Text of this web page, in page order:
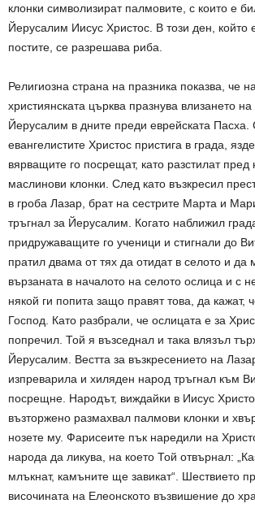
клонки символизират палмовите, с които е
Йерусалим Иисус Христос. В този ден, който
постите, се разрешава риба.
Религиозна страна на празника показва, че
християнската църква празнува влизането
Йерусалим в дните преди еврейската Пасха.
евангелистите Христос пристига в града,
вярващите го посрещат, като разстилат пред
маслинови клонки. След като възкресил
в гроба Лазар, брат на сестрите Марта и
тръгнал за Йерусалим. Когато наближил
придружаващите го ученици и стигнали до
пратил двама от тях да отидат в селото и да
вързаната в началото на селото ослица и с
някой ги попита защо правят това, да кажат,
Господ. Като разбрали, че ослицата е за
попречил. Той я възседнал и така влязъл
Йерусалим. Вестта за възкресението на
изпреварила и хиляден народ тръгнал към
посрещне. Народът, виждайки в Иисус
възторжено размахвал палмови клонки и
нозете му. Фарисеите пък наредили на
народа да ликува, на което Той отвърнал:
млъкнат, камъните ще завикат“. Шествието
височината на Елеонското възвишение до